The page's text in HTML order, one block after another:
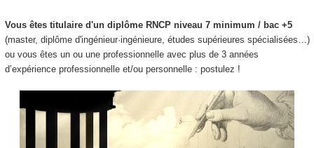
Vous êtes titulaire d'un diplôme RNCP niveau 7 minimum / bac +5
(master, diplôme d'ingénieur·ingénieure, études supérieures spécialisées…)
ou vous êtes un ou une professionnelle avec plus de 3 années
d’expérience professionnelle et/ou personnelle : postulez !